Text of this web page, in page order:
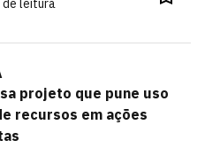
projeto que pune uso
recursos em ações